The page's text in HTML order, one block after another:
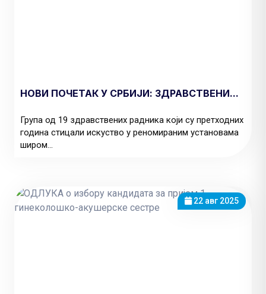
НОВИ ПОЧЕТАК У СРБИЈИ: ЗДРАВСТВЕНИ...
Група од 19 здравствених радника који су претходних
година стицали искуство у реномираним установама
широм...
22 авг 2025